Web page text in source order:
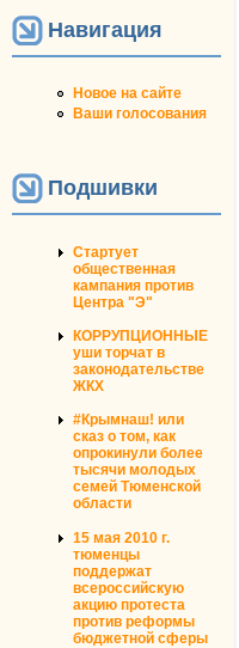
Навигация
Новое на сайте
Ваши голосования
Подшивки
Стартует
общественная
кампания против
Центра "Э"
КОРРУПЦИОННЫЕ
уши торчат в
законодательстве
ЖКХ
#Крымнаш! или
сказ о том, как
опрокинули более
тысячи молодых
семей Тюменской
области
15 мая 2010 г.
тюменцы
поддержат
всероссийскую
акцию протеста
против реформы
бюджетной сферы